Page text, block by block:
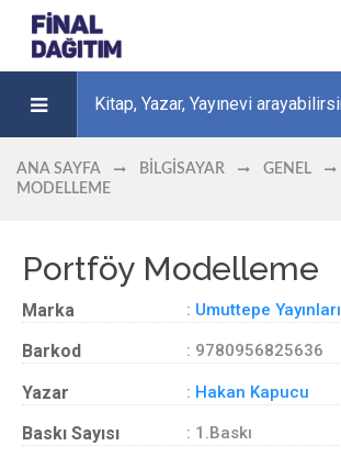
ANA SAYFA BILGISAYAR GENEL
MODELLEME
Portföy Modelleme
Marka : Umuttepe Yayınları
Barkod : 9780956825636
Yazar : Hakan Kapucu
Baskı Sayısı : 1.Baskı